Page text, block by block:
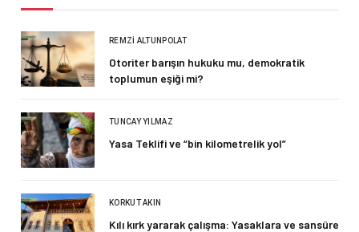
REMZI ALTUNPOLAT
Otoriter barışın hukuku mu, demokratik
toplumun eşiği mi?
TUNCAY YILMAZ
Yasa Teklifi ve “bin kilometrelik yol”
KORKUT AKIN
Kılı kırk yararak çalışma: Yasaklara ve sansüre